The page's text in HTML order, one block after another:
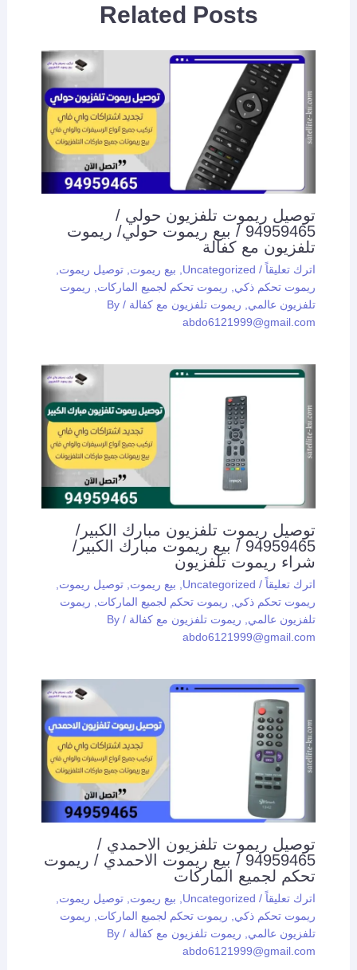
Related Posts
توصيل ريموت تلفزيون حولي /
94959465 / بيع ريموت حولي/ ريموت
تلفزيون مع كفالة
اترك تعليقاً /
Uncategorized بيع ريموت توصيل ريموت
ريموت تحكم ذكي
ريموت تحكم لجميع الماركات
ريموت
تلفزيون عالمي
ريموت تلفزيون مع كفالة / By
abdo6121999@gmail.com
توصيل ريموت تلفزيون مبارك الكبير/
94959465 / بيع ريموت مبارك الكبير/
شراء ريموت تلفزيون
اترك تعليقاً /
Uncategorized بيع ريموت توصيل ريموت
ريموت تحكم ذكي
ريموت تحكم لجميع الماركات
ريموت
تلفزيون عالمي
ريموت تلفزيون مع كفالة / By
abdo6121999@gmail.com
توصيل ريموت تلفزيون الاحمدي /
94959465 / بيع ريموت الاحمدي / ريموت
تحكم لجميع الماركات
اترك تعليقاً /
Uncategorized بيع ريموت توصيل ريموت
ريموت تحكم ذكي
ريموت تحكم لجميع الماركات
ريموت
تلفزيون عالمي
ريموت تلفزيون مع كفالة / By
abdo6121999@gmail.com